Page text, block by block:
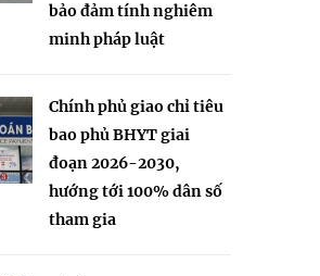
bảo đảm tính nghiêm
minh pháp luật
Chính phủ giao chỉ tiêu
bao phủ BHYT giai
đoạn 2026-2030,
hướng tới 100% dân số
tham gia